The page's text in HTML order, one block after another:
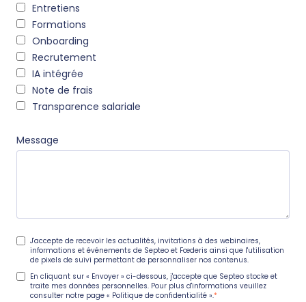
Entretiens
Formations
Onboarding
Recrutement
IA intégrée
Note de frais
Transparence salariale
Message
J'accepte de recevoir les actualités, invitations à des webinaires,
informations et événements de Septeo et Fœderis ainsi que l'utilisation
de pixels de suivi permettant de personnaliser nos contenus.
En cliquant sur « Envoyer » ci-dessous, j'accepte que Septeo stocke et
traite mes données personnelles. Pour plus d'informations veuillez
consulter notre page « Politique de confidentialité ».*